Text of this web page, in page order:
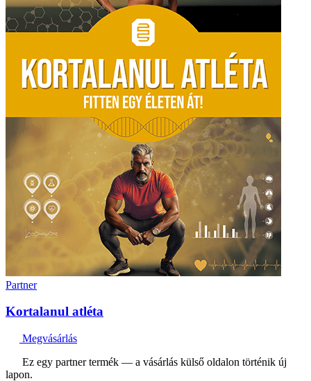
Partner
Kortalanul atléta
Megvásárlás
Ez egy partner termék — a vásárlás külső oldalon történik új
lapon.